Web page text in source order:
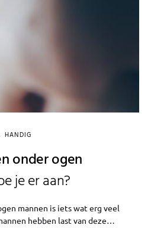
HANDIG
onder ogen
je er aan?
mannen is iets wat erg veel
hebben last van deze…